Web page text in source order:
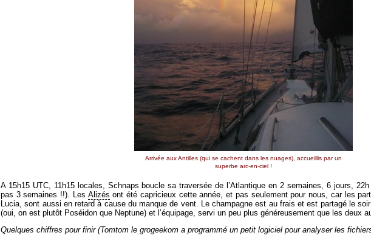
Arrivée aux Antilles (qui se cachent dans les nuages), accueillis par un
superbe arc-en-ciel !
A 15h15 UTC, 11h15 locales, Schnaps boucle sa traversée de l’Atlantique en 2 semaines, 6 jours,
pas 3 semaines !!). Les Alizés ont été capricieux cette année, et pas seulement pour nous, car les
Lucia, sont aussi en retard à cause du manque de vent. Le champagne est au frais et est partagé le
(oui, on est plutôt Poséidon que Neptune) et l’équipage, servi un peu plus généreusement que les deux
Quelques chiffres pour finir (Tomtom le grogeekom a programmé un petit logiciel pour analyser les